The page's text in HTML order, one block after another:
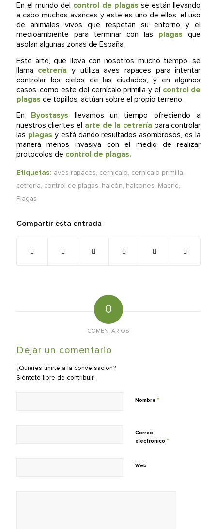
En el mundo del control de plagas se están llevando
a cabo muchos avances y este es uno de ellos, el uso
de animales vivos que respetan su entorno y el
medioambiente para terminar con las plagas que
asolan algunas zonas de España.
Este arte, que lleva con nosotros mucho tiempo, se
llama cetrería y utiliza aves rapaces para intentar
controlar los cielos de las ciudades, y en algunos
casos, como este del cernícalo primilla y el control de
plagas de topillos, actúan sobre el propio terreno.
En Byostasys llevamos un tiempo ofreciendo a
nuestros clientes el arte de la cetrería para controlar
las plagas y está dando resultados asombrosos, es la
manera menos invasiva con el medio de realizar
protocolos de control de plagas.
Etiquetas: aves rapaces, cernicalo, cernicalo primilla,
cetrería, control de plagas, halcón, halcones, Madrid,
Plagas
Compartir esta entrada
0
COMENTARIOS
Dejar un comentario
¿Quieres unirte a la conversación?
Siéntete libre de contribuir!
Nombre *
Correo
electrónico *
Web